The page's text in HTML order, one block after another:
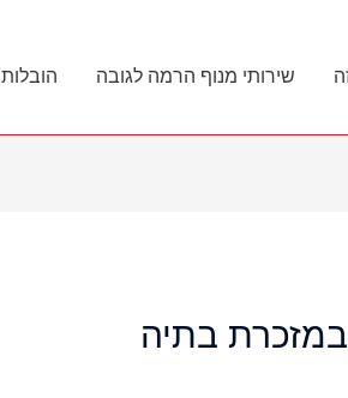
שירותי מנוף הרמה לגובה
בתיה